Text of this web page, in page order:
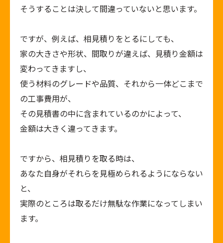
そうすることは決して間違っていないと思います。
ですが、例えば、相見積りをとるにしても、
家の大きさや形状、間取りが違えば、見積り金額は
変わってきますし、
使う材料のグレードや品質、それから一体どこまで
の工事費用が、
その見積書の中に含まれているのかによって、
金額は大きく違ってきます。
ですから、相見積りを取る時は、
あなた自身がそれらを見極められるようにならない
と、
実際のところは取るだけ無駄な作業になってしまい
ます。